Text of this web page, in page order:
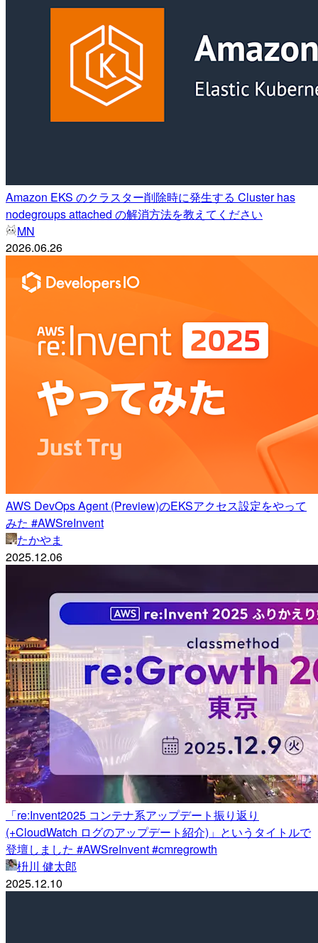
Amazon EKS のクラスター削除時に発生する Cluster has
nodegroups attached の解消方法を教えてください
MN
2026.06.26
AWS DevOps Agent (Preview)のEKSアクセス設定をやって
みた #AWSreInvent
たかやま
2025.12.06
「re:Invent2025 コンテナ系アップデート振り返り
(+CloudWatch ログのアップデート紹介)」というタイトルで
登壇しました #AWSreInvent #cmregrowth
枡川 健太郎
2025.12.10